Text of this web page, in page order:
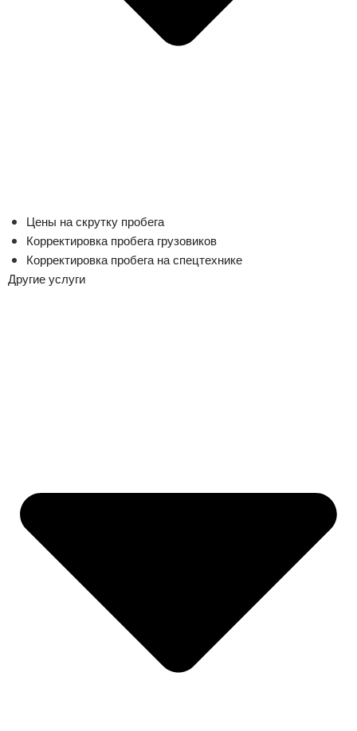
Цены на скрутку пробега
Корректировка пробега грузовиков
Корректировка пробега на спецтехнике
Другие услуги